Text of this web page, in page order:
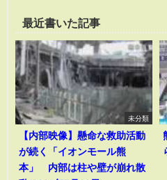
最近書いた記事
未分類
【内部映像】懸命な救助活動
が続く「イオンモール熊
本」 内部は柱や壁が崩れ散